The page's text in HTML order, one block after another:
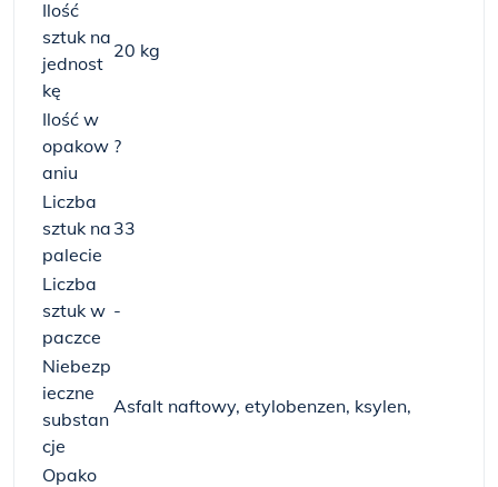
Ilość
sztuk na
jednost
kę
20 kg
Ilość w
opakow
aniu
?
Liczba
sztuk na
palecie
33
Liczba
sztuk w
paczce
-
Niebezp
ieczne
substan
cje
Asfalt naftowy, etylobenzen, ksylen,
Opako